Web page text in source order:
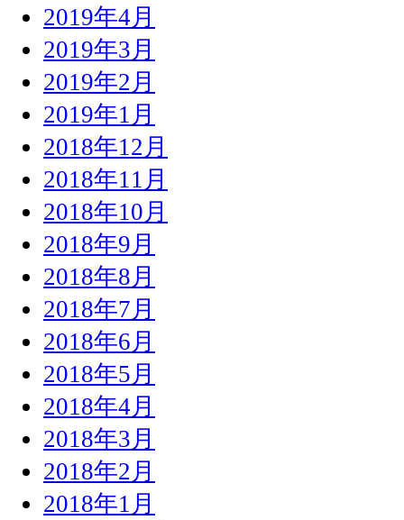
2019年4月
2019年3月
2019年2月
2019年1月
2018年12月
2018年11月
2018年10月
2018年9月
2018年8月
2018年7月
2018年6月
2018年5月
2018年4月
2018年3月
2018年2月
2018年1月